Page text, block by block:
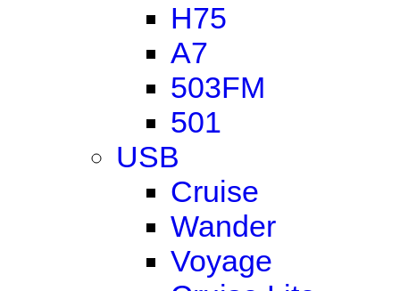
H75
A7
503FM
501
USB
Cruise
Wander
Voyage